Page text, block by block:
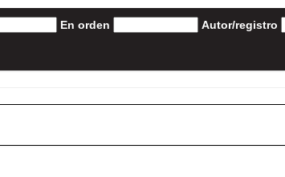
En orden Autor/registro